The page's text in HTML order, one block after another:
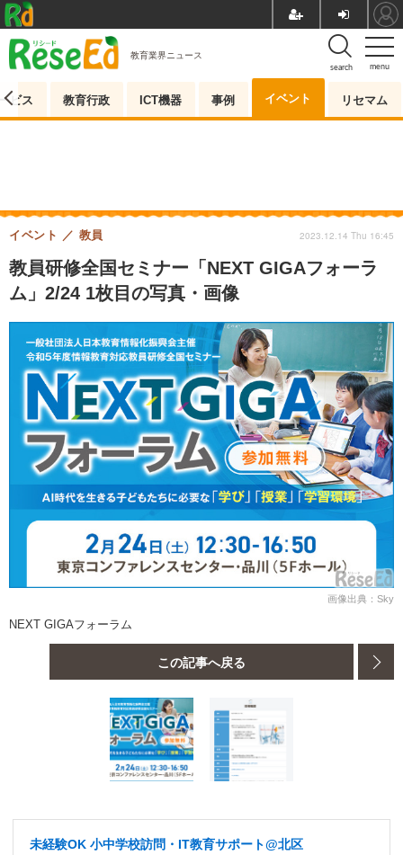
menu
search
教育業界ニュース
ビス 教育行政 ICT機器 事例 イベント リセマム
教員研修全国セミナー「NEXT GIGAフォーラ
ム」2/24 1枚目の写真・画像
イベント 教員 2023.12.14 Thu 16:45
画像出典：Sky
NEXT GIGAフォーラム
この記事へ戻る
未経験OK 小中学校訪問・IT教育サポート@北区